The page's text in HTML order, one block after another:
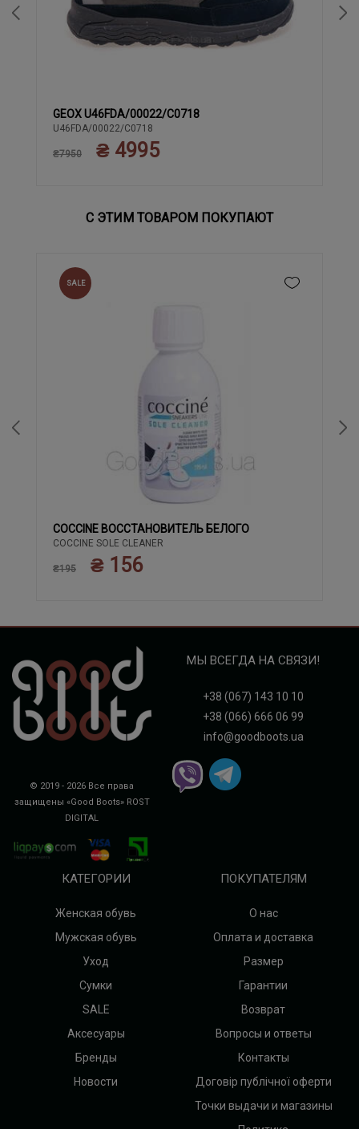
41 42 43 44
GEOX U46FDA/00022/C0718
U46FDA/00022/C0718
₴7950 ₴ 4995
С ЭТИМ ТОВАРОМ ПОКУПАЮТ
SALE
COCCINE ВОССТАНОВИТЕЛЬ БЕЛОГО
COCCINE SOLE CLEANER
₴195 ₴ 156
© 2019 - 2026 Все права
защищены «Good Boots» ROST
DIGITAL
МЫ ВСЕГДА НА СВЯЗИ!
+38 (067) 143 10 10
+38 (066) 666 06 99
info@goodboots.ua
КАТЕГОРИИ
Женская обувь
Мужская обувь
Уход
Сумки
SALE
Аксесуары
Бренды
Новости
ПОКУПАТЕЛЯМ
О нас
Оплата и доставка
Размер
Гарантии
Возврат
Вопросы и ответы
Контакты
Договір публічної оферти
Точки выдачи и магазины